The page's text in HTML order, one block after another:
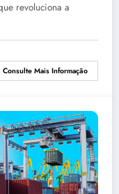
revoluciona a
Consulte Mais Informação